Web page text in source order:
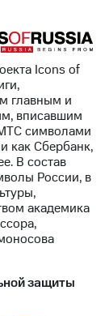
Icons of
главным и
вписавшим
символами
как Сбербанк,
В состав
России, в
академика
защиты